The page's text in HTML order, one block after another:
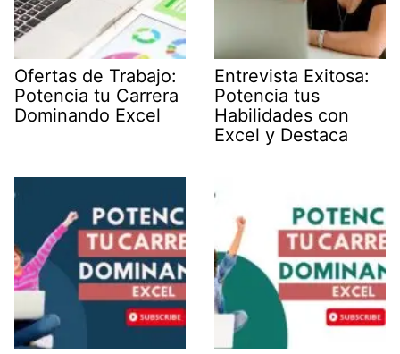
Ofertas de Trabajo:
Potencia tu Carrera
Dominando Excel
Entrevista Exitosa:
Potencia tus
Habilidades con
Excel y Destaca